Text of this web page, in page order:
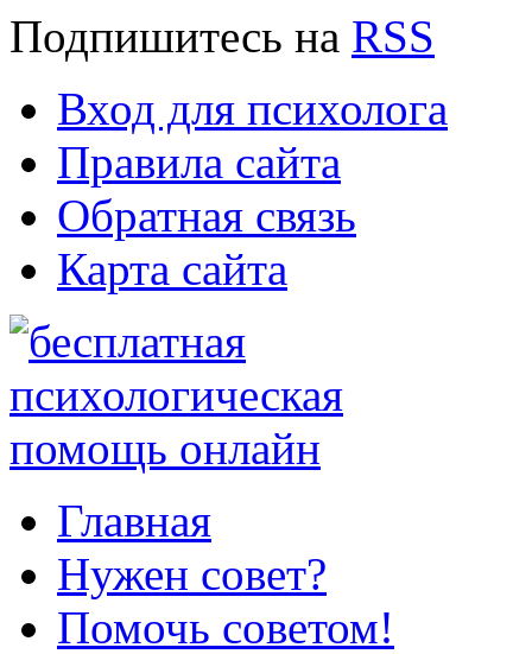
Подпишитесь на RSS
Вход для психолога
Правила сайта
Обратная связь
Карта сайта
Главная
Нужен совет?
Помочь советом!